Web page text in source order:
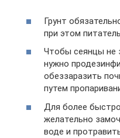
Грунт
при этом
Чтобы сеянцы не
нужно
обеззаразить
путем
Для более
желательно
воде и